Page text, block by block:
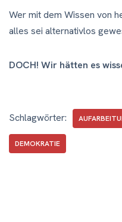
Wer mit dem Wissen von
alles sei alternativlos
DOCH! Wir hätten es
Schlagwörter:
DEMOKRATIE